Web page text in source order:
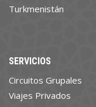
Turkmenistán
SERVICIOS
Circuitos Grupales
Viajes Privados